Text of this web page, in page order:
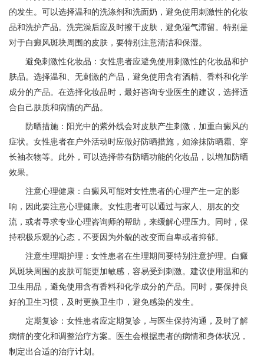
的发生。可以选择温和的洗涤剂和洗面奶，避免使用刺激性的化妆
品和洗护产品。洗完澡后应及时擦干皮肤，避免湿气滞留。特别是
对于白癜风斑块周围的皮肤，要特别注意清洁和保湿。
避免刺激性化妆品：女性患者应避免使用刺激性的化妆品和护
肤品。选择温和、无刺激的产品，避免使用含有酒精、香料和化学
成分的产品。在选择化妆品时，最好咨询专业医生的建议，选择适
合自己肤质和病情的产品。
防晒措施：阳光中的紫外线会对皮肤产生刺激，加重白癜风的
症状。女性患者在户外活动时应做好防晒措施，如涂抹防晒霜、穿
长袖衣物等。此外，可以选择带有防晒功能的化妆品，以增加防晒
效果。
注意心理健康：白癜风可能对女性患者的心理产生一定的影
响，因此要注意心理健康。女性患者可以通过与家人、朋友的交
流，或者寻求专业心理咨询师的帮助，来缓解心理压力。同时，保
持积极乐观的心态，不要因为外貌的改变而自卑或者抑郁。
注意生理期护理：女性患者在生理期间要特别注意护理。白癜
风斑块周围的皮肤可能更加敏感，容易受到刺激。建议使用温和的
卫生用品，避免使用含有香料和化学成分的产品。同时，要保持良
好的卫生习惯，及时更换卫生巾，避免感染的发生。
定期复诊：女性患者应定期复诊，与医生保持沟通，及时了解
病情的变化和调整治疗方案。医生会根据患者的病情和身体状况，
制定出合适的治疗计划。